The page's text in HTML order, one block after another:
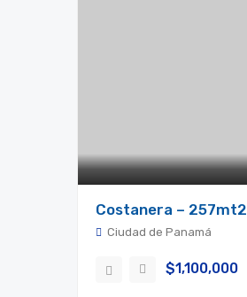
Costanera – 257mt2
Ciudad de Panamá
$1,100,000